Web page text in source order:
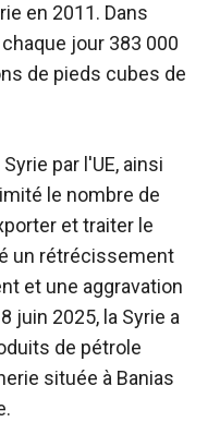
en 2011. Dans
jour 383 000
de pieds cubes de
par l'UE, ainsi
le nombre de
et traiter le
un rétrécissement
et une aggravation
juin 2025, la Syrie a
de pétrole
située à Banias